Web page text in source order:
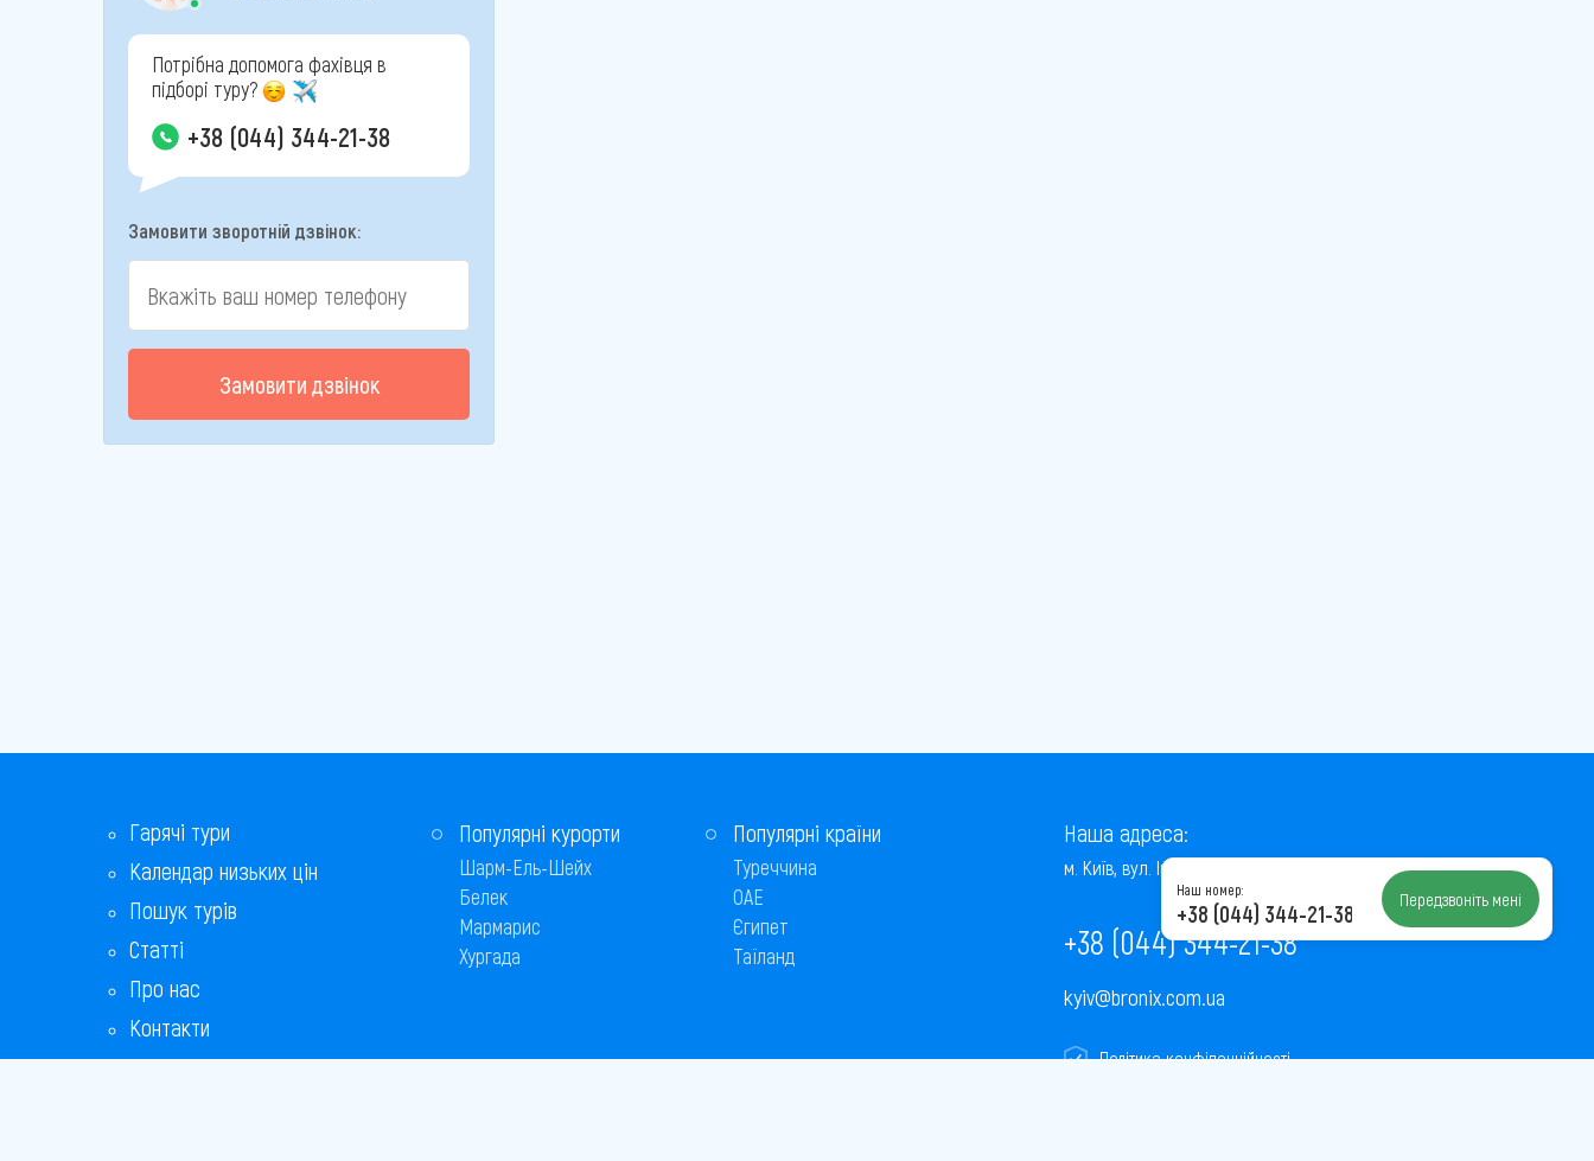
Потрібна допомога фахівця в
підборі туру?
+38 (044) 344-21-38
Замовити зворотній дзвінок:
Замовити дзвінок
Гарячі тури
Календар низьких цін
Пошук турів
Статті
Про нас
Контакти
Бонусна програма
Популярні курорти
Шарм-Ель-Шейх
Белек
Мармарис
Хургада
Популярні країни
Туреччина
ОАЕ
Єгипет
Таїланд
Наша адреса:
м. Київ, вул. Інститутська, 22/7, оф. 41
+38 (044) 344-21-38
kyiv@bronix.com.ua
Політика конфіденційності
Наш номер:
+38 (044) 344-21-38 Передзвоніть мені